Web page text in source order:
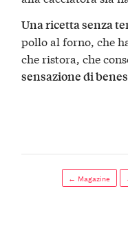
Una ricetta senza
pollo al forno, che
che ristora, che
sensazione di
← Magazine